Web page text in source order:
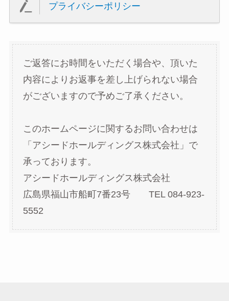
プライバシーポリシー
ご返答にお時間をいただく場合や、頂いた
内容によりお返事を差し上げられない場合
がございますので予めご了承ください。
このホームページに関するお問い合わせは
「アシードホールディングス株式会社」で
承っております。
アシードホールディングス株式会社
広島県福山市船町7番23号 TEL 084-923-
5552